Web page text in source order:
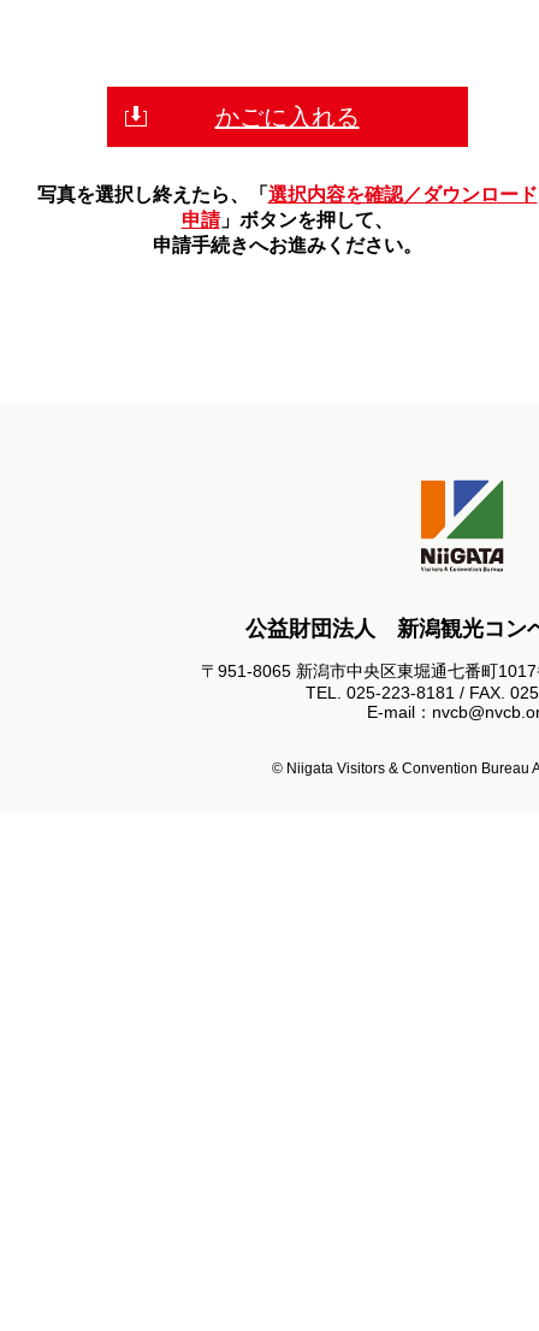
かごに入れる
写真を選択し終えたら、「 選択内容を確認／ダウンロード
申請」ボタンを押して、
申請手続きへお進みください。
公益財団法人 新潟観光コン
〒951-8065 新潟市中央区東堀通七番町
TEL. 025-223-8181 / FAX.
E-mail：
© Niigata Visitors & Convention Bureau